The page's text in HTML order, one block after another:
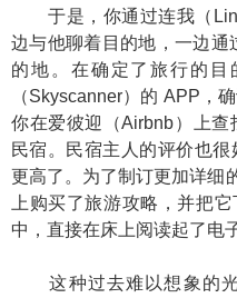
于是，你通过连我（
边与他聊着目的地，一边通
的地。在确定了旅行的目
（Skyscanner）的 APP，
你在爱彼迎（Airbnb）上
民宿。民宿主人的评价也
更高了。为了制订更加详细
上购买了旅游攻略，并把
中，直接在床上阅读起了
这种过去难以想象的光